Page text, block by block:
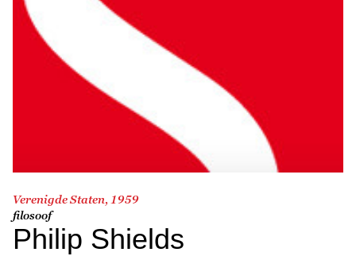
Verenigde Staten, 1959
filosoof
Philip Shields